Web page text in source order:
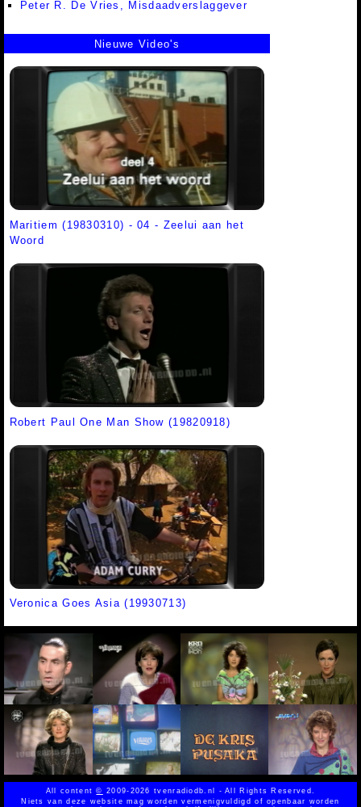
Peter R. De Vries, Misdaadverslaggever
Nieuwe Video's
Maritiem (19830310) - 04 - Zeelui aan het
Woord
Robert Paul One Man Show (19820918)
Veronica Goes Asia (19930713)
All content© 2009-2026 tvenradiodb.nl - All Rights Reserved.
Niets van deze website mag worden vermenigvuldigd of openbaar worden